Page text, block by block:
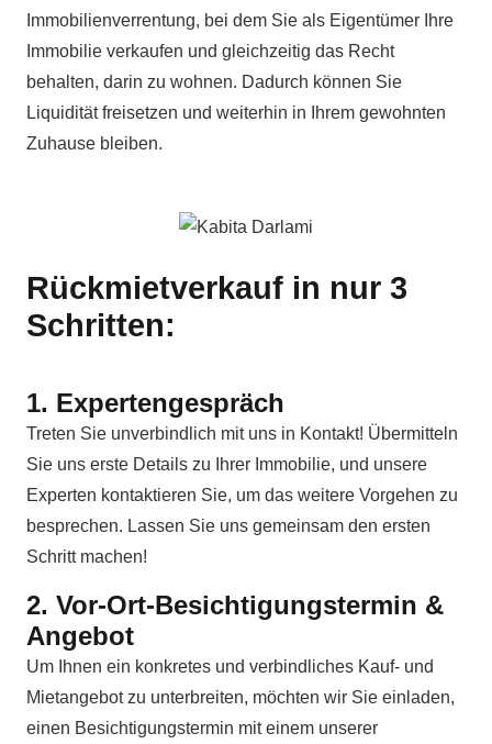
Immobilienverrentung, bei dem Sie als Eigentümer Ihre
Immobilie verkaufen und gleichzeitig das Recht
behalten, darin zu wohnen. Dadurch können Sie
Liquidität freisetzen und weiterhin in Ihrem gewohnten
Zuhause bleiben.
Rückmietverkauf in nur 3
Schritten:
1. Expertengespräch
Treten Sie unverbindlich mit uns in Kontakt! Übermitteln
Sie uns erste Details zu Ihrer Immobilie, und unsere
Experten kontaktieren Sie, um das weitere Vorgehen zu
besprechen. Lassen Sie uns gemeinsam den ersten
Schritt machen!
2. Vor-Ort-Besichtigungstermin &
Angebot
Um Ihnen ein konkretes und verbindliches Kauf- und
Mietangebot zu unterbreiten, möchten wir Sie einladen,
einen Besichtigungstermin mit einem unserer